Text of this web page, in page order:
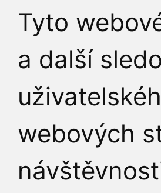
Tyto
a další
webových